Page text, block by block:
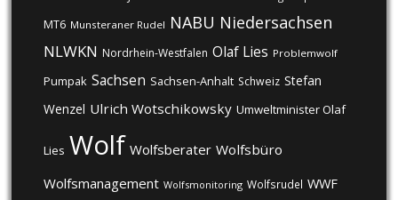
MT6 Munsteraner Rudel NABU Niedersachsen
NLWKN Nordrhein-Westfalen Olaf Lies Problemwolf
Pumpak Sachsen Sachsen-Anhalt Schweiz Stefan
Wenzel Ulrich Wotschikowsky Umweltminister Olaf
Lies Wolf Wolfsberater Wolfsbüro
Wolfsmanagement Wolfsmonitoring Wolfsrudel WWF